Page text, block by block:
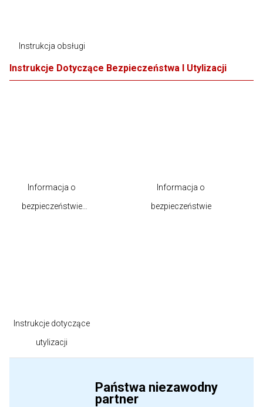
Instrukcja obsługi
Instrukcje Dotyczące Bezpieczeństwa I Utylizacji
Informacja o
bezpieczeństwie
Informacja o
bezpieczeństwie
Instrukcje dotyczące
utylizacji
Państwa niezawodny
partner